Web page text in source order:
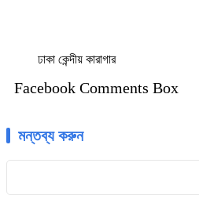
ঢাকা কেন্দীয় কারাগার
Facebook Comments Box
মন্তব্য করুন